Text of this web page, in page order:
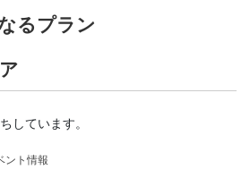
るプラン
しています。
ント情報